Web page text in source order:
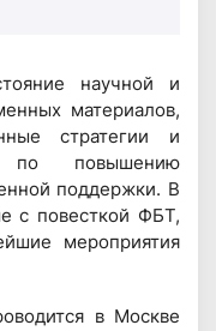
научной и
материалов,
стратегии и
по повышению
поддержки. В
с повесткой ФБТ,
мероприятия
в Москве